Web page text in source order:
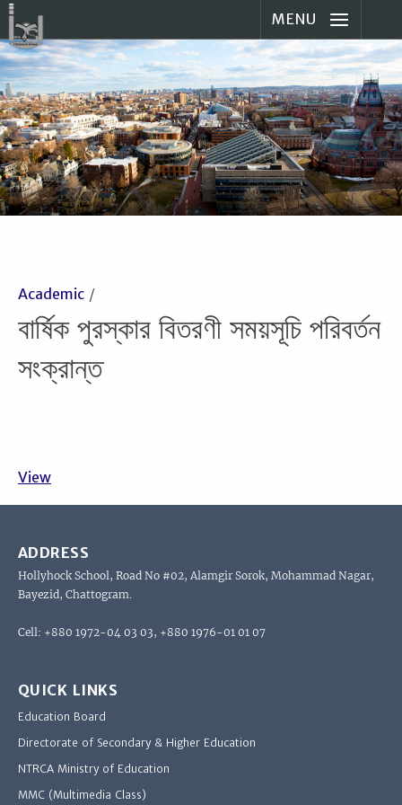
MENU
Academic
বার্ষিক পুরস্কার বিতরণী সময়সূচি পরিবর্তন
সংক্রান্ত
View
ADDRESS
Hollyhock School, Road No #02, Alamgir Sorok, Mohammad Nagar,
Bayezid, Chattogram.
Cell: +880 1972-04 03 03, +880 1976-01 01 07
QUICK LINKS
Education Board
Directorate of Secondary & Higher Education
NTRCA Ministry of Education
MMC (Multimedia Class)